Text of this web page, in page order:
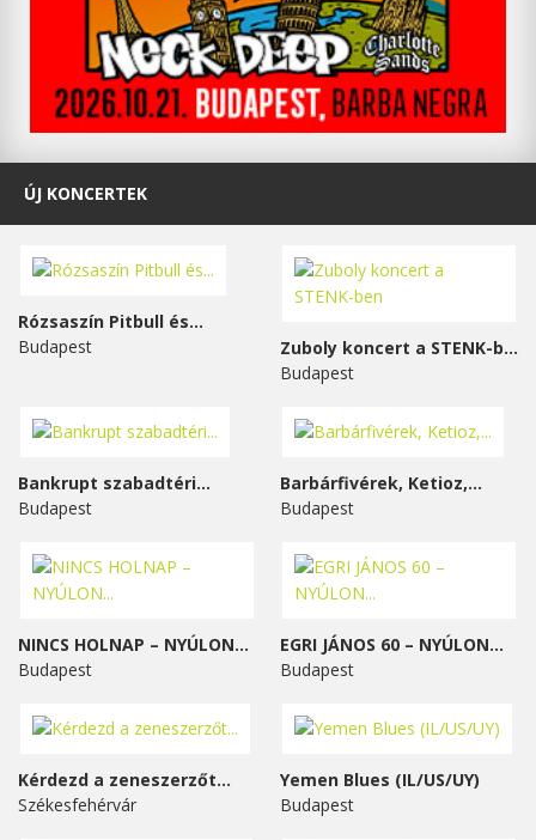
ÚJ KONCERTEK
Rózsaszín Pitbull és...
Budapest
Zuboly koncert a STENK-ben
Budapest
Bankrupt szabadtéri...
Budapest
Barbárfivérek, Ketioz,...
Budapest
NINCS HOLNAP – NYÚLON...
Budapest
EGRI JÁNOS 60 – NYÚLON...
Budapest
Kérdezd a zeneszerzőt...
Székesfehérvár
Yemen Blues (IL/US/UY)
Budapest